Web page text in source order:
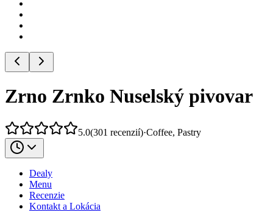
Zrno Zrnko Nuselský pivovar
5.0(301 recenzií)·Coffee, Pastry
Dealy
Menu
Recenzie
Kontakt a Lokácia